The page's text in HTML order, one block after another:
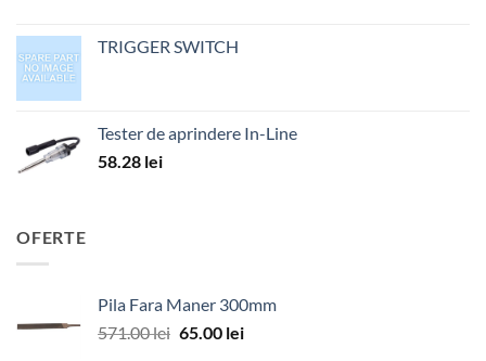
TRIGGER SWITCH
Tester de aprindere In-Line
58.28 lei
OFERTE
Pila Fara Maner 300mm
571.00lei Prețul
65.00 leiPrețul